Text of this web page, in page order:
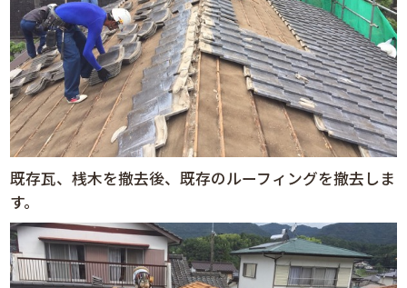
既存瓦、桟木を撤去後、既存のルーフィングを撤去しま
す。